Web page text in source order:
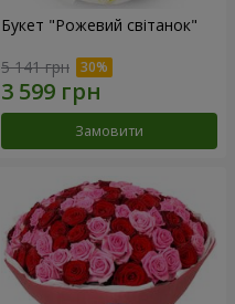
Букет "Рожевий світанок"
5 141 грн
Замовити